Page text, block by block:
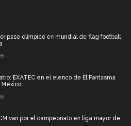
pase olímpico en mundial de flag football
EXATEC en el elenco de El Fantasma
Mexico
van por el campeonato en liga mayor de